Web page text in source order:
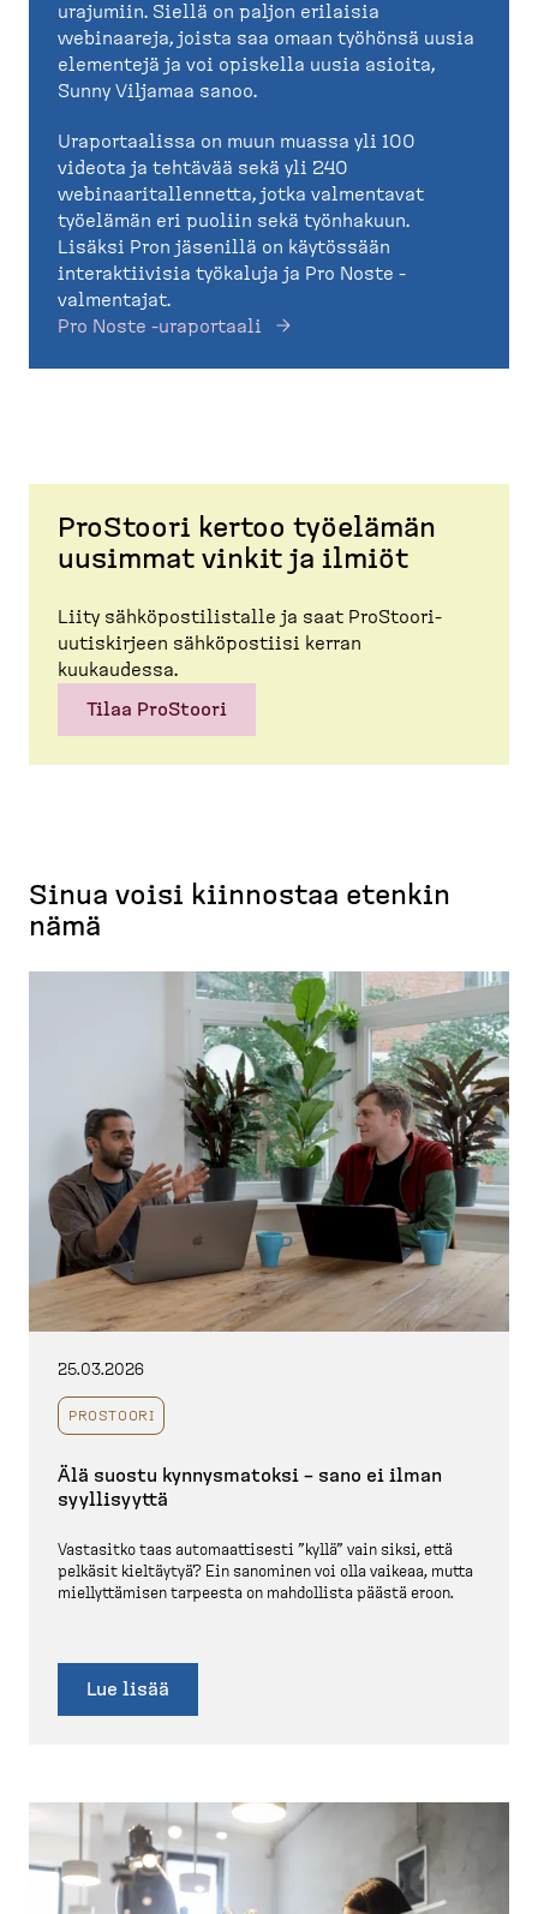
urajumiin. Siellä on paljon erilaisia
webinaareja, joista saa omaan työhönsä uusia
elementejä ja voi opiskella uusia asioita,
Sunny Viljamaa sanoo.
Uraportaalissa on muun muassa yli 100
videota ja tehtävää sekä yli 240
webinaaritallennetta, jotka valmentavat
työelämän eri puoliin sekä työnhakuun.
Lisäksi Pron jäsenillä on käytössään
interaktiivisia työkaluja ja Pro Noste -
valmentajat.​​​​​​​
Pro Noste -uraportaali
ProStoori kertoo työelämän
uusimmat vinkit ja ilmiöt
Liity sähköpos­ti­listalle ja saat ProStoori-​
uutiskirjeen sähköpostiisi kerran
kuukaudessa.
Tilaa ProStoori
Sinua voisi kiinnostaa etenkin
nämä
25.03.2026
PROSTOORI
Älä suostu kynnys­matoksi – sano ei ilman
syylli­syyttä
Vastasitko taas automaat­tisesti ”kyllä” vain siksi, että
pelkäsit kieltäytyä? Ein sanominen voi olla vaikeaa, mutta
miellyt­tämisen tarpeesta on mahdollista päästä eroon.
Lue lisää